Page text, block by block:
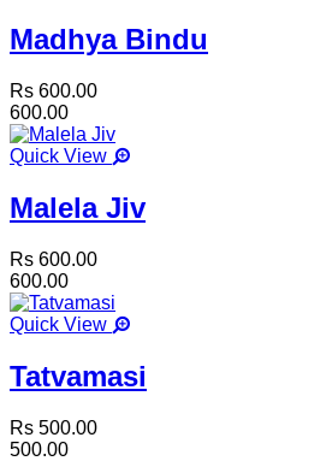
Madhya Bindu
Rs 600.00
600.00
Quick View
Malela Jiv
Rs 600.00
600.00
Quick View
Tatvamasi
Rs 500.00
500.00